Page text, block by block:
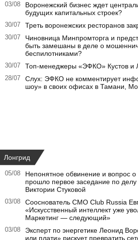
03/08
Воронежский бизнес ждет
будущих капитальных строек?
30/07 Треть воронежских ресторанов
30/07
Чиновница Минпромторга и
быть замешаны в деле о
беспилотниками?
30/07 Топ-менеджеры «ЭФКО» Кустов и
28/07
Слух: ЭФКО не комментирует
шоу» в своих офисах в Тамани,
Лонгрид
05/08
Непонятное обвинение и вопрос
прошло первое заседание по делу
Виктории Стуковой
03/08
Сооснователь CMO Club Russia
«Искусственный интеллект уже
Маркетинг — следующий»
03/08
Эксперт по энергетике Леонид
или плати» рискует превратить